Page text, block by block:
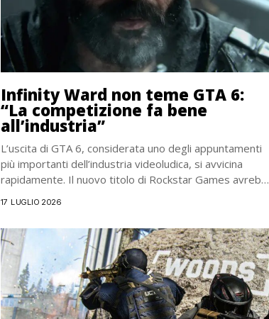
Infinity Ward non teme GTA 6:
“La competizione fa bene
all’industria”
L’uscita di GTA 6, considerata uno degli appuntamenti
più importanti dell’industria videoludica, si avvicina
rapidamente. Il nuovo titolo di Rockstar Games avrebbe
17 LUGLIO 2026